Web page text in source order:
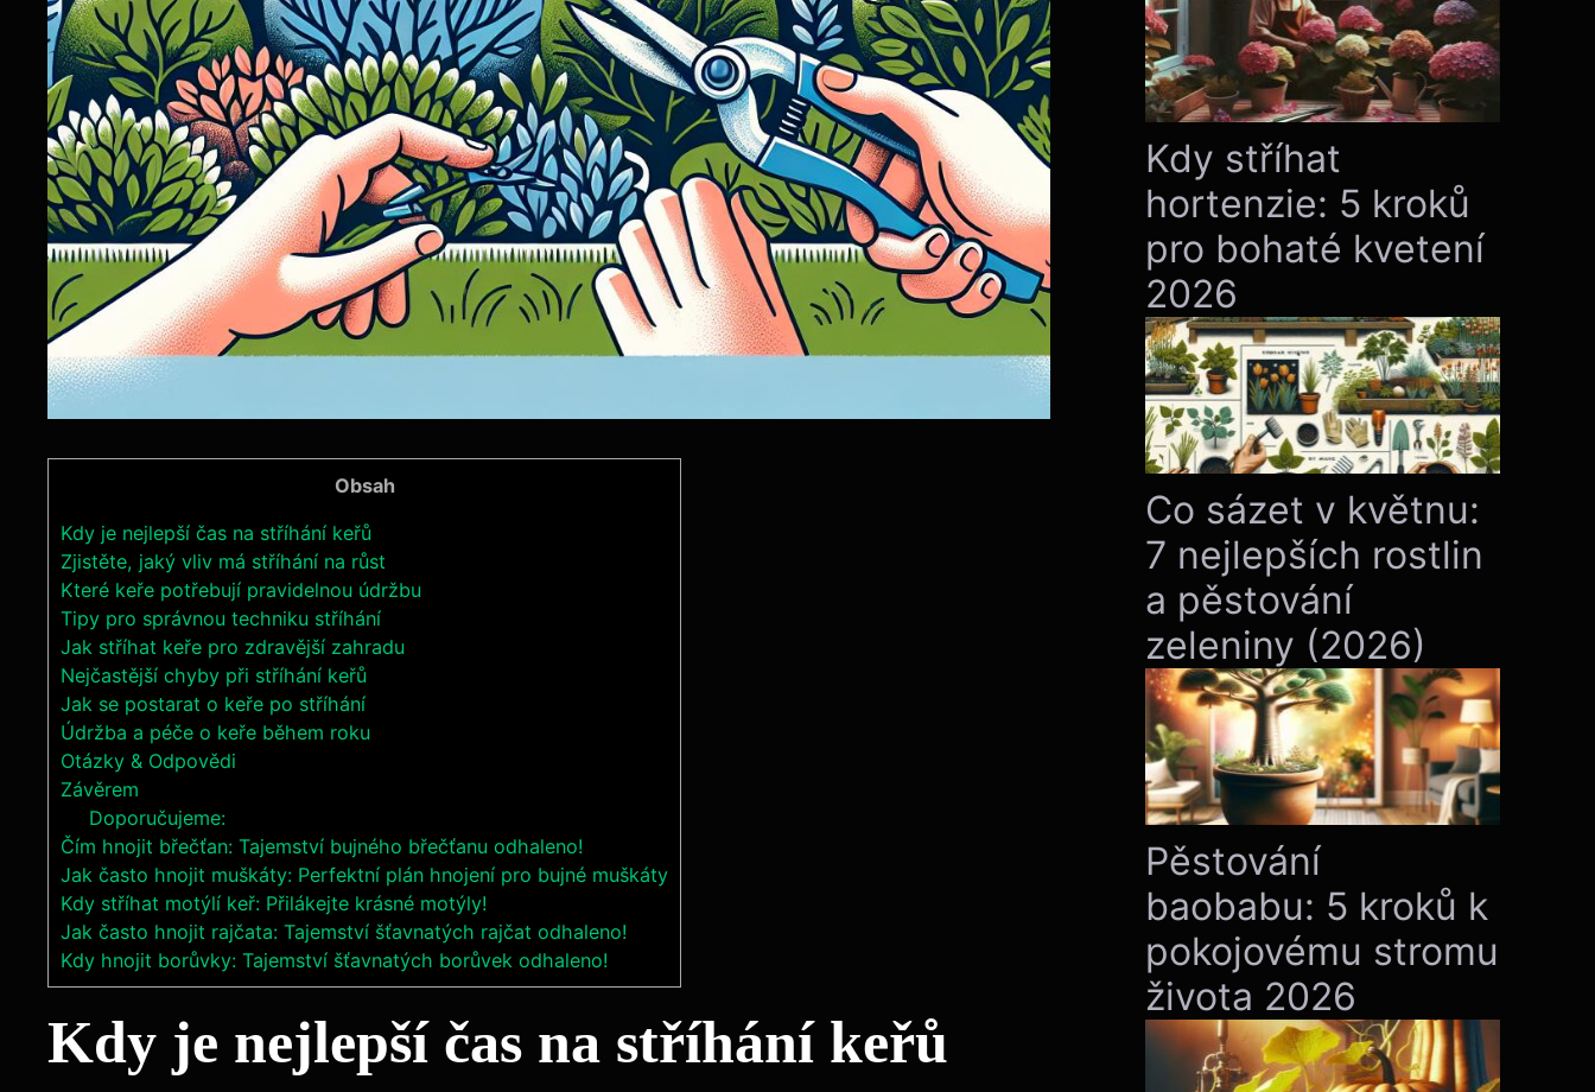
Obsah
Kdy je nejlepší čas na stříhání keřů
Zjistěte, jaký vliv má stříhání na růst
Které keře potřebují pravidelnou údržbu
Tipy pro správnou techniku stříhání
Jak stříhat keře pro zdravější zahradu
Nejčastější chyby při stříhání keřů
Jak se postarat o keře po stříhání
Údržba a péče o keře během roku
Otázky & Odpovědi
Závěrem
Doporučujeme:
Čím hnojit břečťan: Tajemství bujného břečťanu odhaleno!
Jak často hnojit muškáty: Perfektní plán hnojení pro bujné muškáty
Kdy stříhat motýlí keř: Přilákejte krásné motýly!
Jak často hnojit rajčata: Tajemství šťavnatých rajčat odhaleno!
Kdy hnojit borůvky: Tajemství šťavnatých borůvek odhaleno!
Kdy je nejlepší čas na stříhání keřů
Kdy stříhat
hortenzie: 5 kroků
pro bohaté kvetení
2026
Co sázet v květnu:
7 nejlepších rostlin
a pěstování
zeleniny (2026)
Pěstování
baobabu: 5 kroků k
pokojovému stromu
života 2026